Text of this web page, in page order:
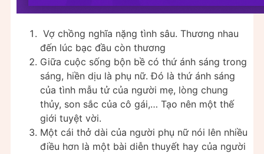
Vợ chồng nghĩa nặng tình sâu. Thương nhau
đến lúc bạc đầu còn thương
Giữa cuộc sống bộn bề có thứ ánh sáng trong
sáng, hiền dịu là phụ nữ. Đó là thứ ánh sáng
của tình mẫu tử của người mẹ, lòng chung
thủy, son sắc của cô gái,… Tạo nên một thế
giới tuyệt vời.
Một cái thở dài của người phụ nữ nói lên nhiều
điều hơn là một bài diễn thuyết hay của người